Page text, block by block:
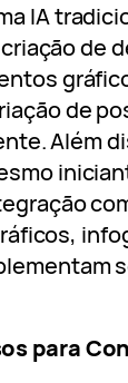
IA
de
de
Além
para